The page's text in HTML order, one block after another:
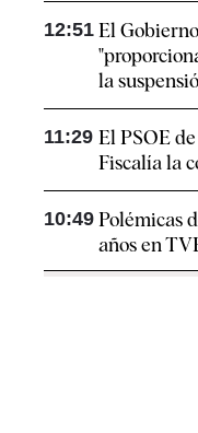
12:51 El
la
11:29 El PSOE
Fiscalía la
10:49 Polémicas
años en